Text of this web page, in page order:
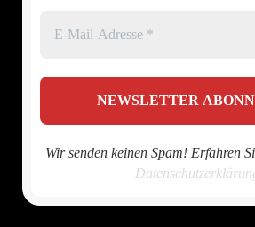
Wir senden keinen Spam! Erfahren